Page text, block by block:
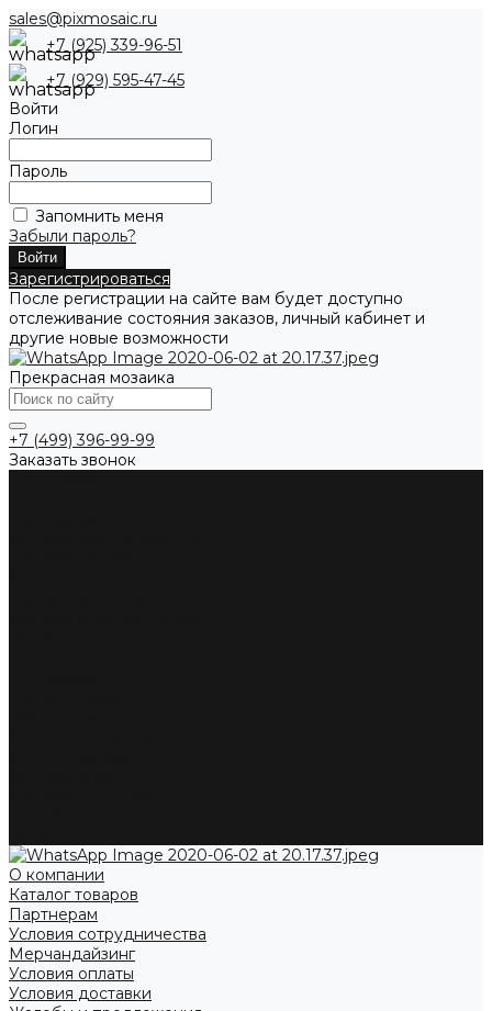
sales@pixmosaic.ru
+7 (925) 339-96-51
+7 (929) 595-47-45
Войти
Логин
Пароль
Запомнить меня
Забыли пароль?
Зарегистрироваться
После регистрации на сайте вам будет доступно
отслеживание состояния заказов, личный кабинет и
другие новые возможности
Прекрасная мозаика
+7 (499) 396-99-99
Заказать звонок
О компании
Каталог товаров
Партнерам
Условия сотрудничества
Мерчандайзинг
Условия оплаты
Условия доставки